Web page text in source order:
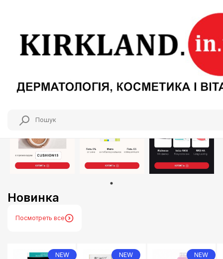
Новинка
Посмотреть все
NEW NEW NEW